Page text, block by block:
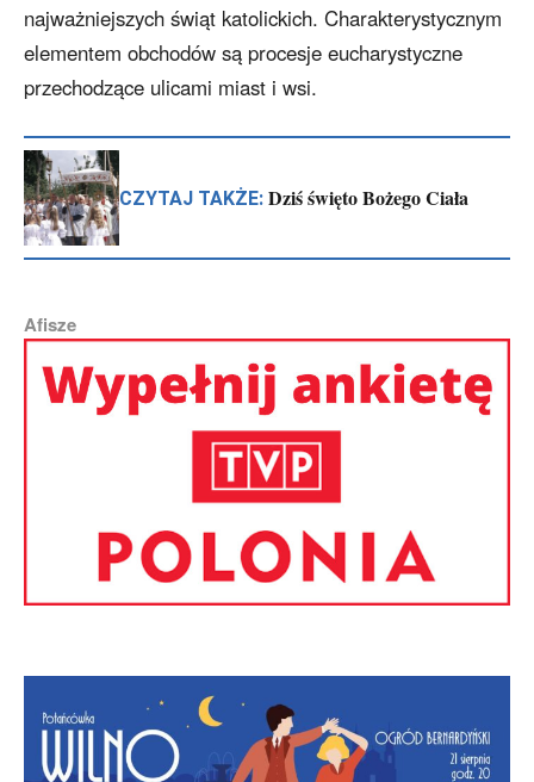
najważniejszych świąt katolickich. Charakterystycznym
elementem obchodów są procesje eucharystyczne
przechodzące ulicami miast i wsi.
CZYTAJ TAKŻE: Dziś święto Bożego Ciała
Afisze